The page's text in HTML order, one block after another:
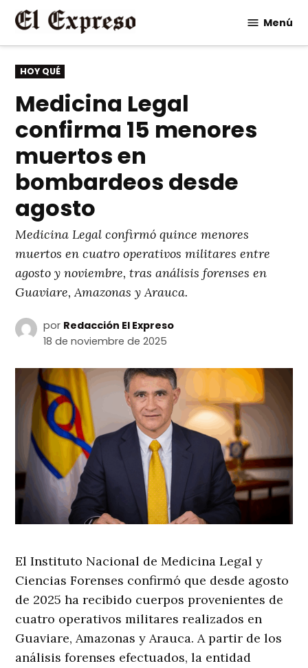
Saltar
contenido
Menú
PUBLICADO
EN
HOY QUÉ
Medicina Legal
confirma 15 menores
muertos en
bombardeos desde
agosto
Medicina Legal confirmó quince menores
muertos en cuatro operativos militares entre
agosto y noviembre, tras análisis forenses en
Guaviare, Amazonas y Arauca.
por Redacción El Expreso
18 de noviembre de 2025
El Instituto Nacional de Medicina Legal y
Ciencias Forenses confirmó que desde agosto
de 2025 ha recibido cuerpos provenientes de
cuatro operativos militares realizados en
Guaviare, Amazonas y Arauca. A partir de los
análisis forenses efectuados, la entidad